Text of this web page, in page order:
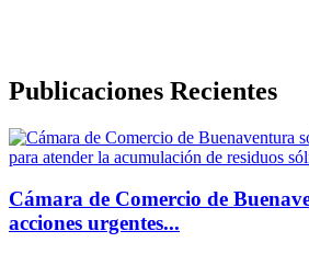
Publicaciones Recientes
Cámara de Comercio de
acciones urgentes...